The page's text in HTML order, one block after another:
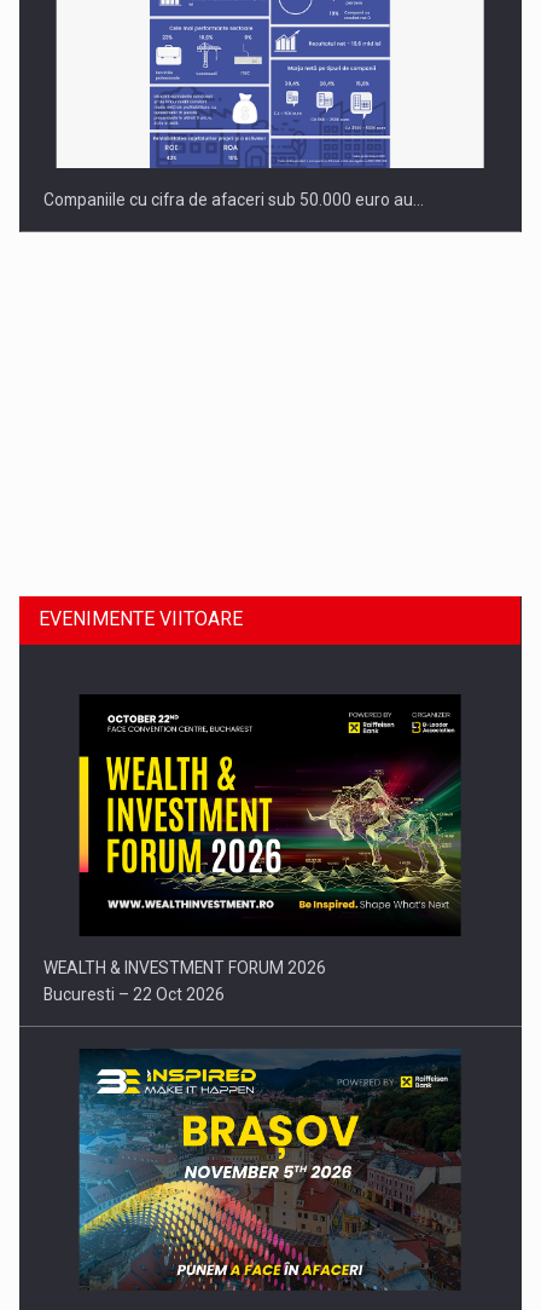
Companiile cu cifra de afaceri sub 50.000 euro au…
Comunicat de presa: Joburile part-time reincep sa intre pe…
EVENIMENTE VIITOARE
WEALTH & INVESTMENT FORUM 2026
Bucuresti – 22 Oct 2026